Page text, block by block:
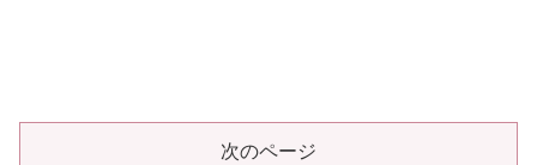
次のページ